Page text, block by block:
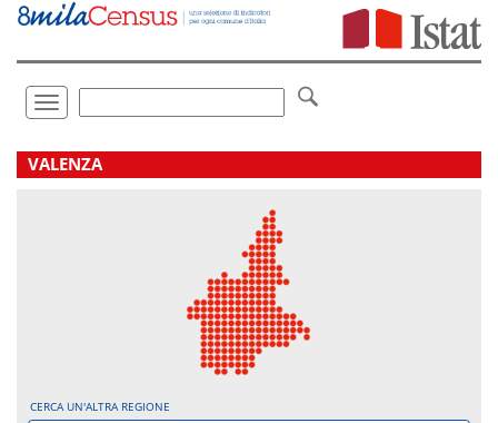
Vai
direttamente
Toggle
navigation
.
VALENZA
CERCA UN'ALTRA REGIONE